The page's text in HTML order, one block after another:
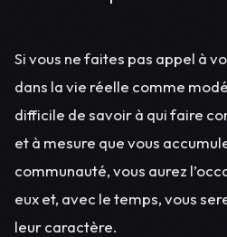
Si vous ne faites pas appel à
dans la vie réelle comme
difficile de savoir à qui faire
et à mesure que vous
communauté, vous aurez
eux et, avec le temps, vous
leur caractère.